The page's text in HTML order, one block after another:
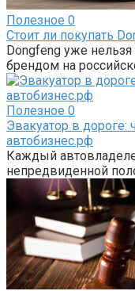
Полезное 0
Стоит ли покупать
Dongfeng уже
брендом на
Полезное 0
Эвакуатор в дороге:
автобизнес.рф
Каждый
непредвиденной